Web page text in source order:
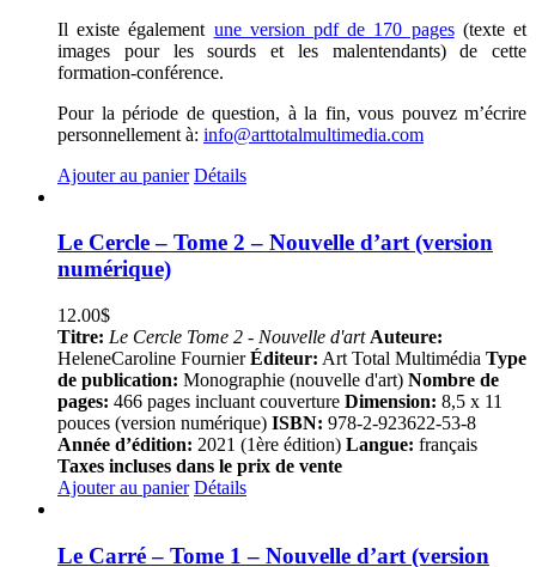
Il existe également une version pdf de 170 pages(texte et
images pour les sourds et les malentendants) de cette
formation-conférence.
Pour la période de question, à la fin, vous pouvez m’écrire
personnellement à: info@arttotalmultimedia.com
Ajouter au panier Détails
Le Cercle – Tome 2 – Nouvelle d’art (version
numérique)
12.00$
Titre: Le Cercle Tome 2 - Nouvelle d'art Auteure:
HeleneCaroline FournierÉditeur: Art Total Multimédia Type
de publication: Monographie (nouvelle d'art) Nombre de
pages: 466 pages incluant couverture Dimension: 8,5 x 11
pouces (version numérique) ISBN: 978-2-923622-53-8
Année d’édition: 2021 (1ère édition) Langue: français
Taxes incluses dans le prix de vente
Ajouter au panier Détails
Le Carré – Tome 1 – Nouvelle d’art (version